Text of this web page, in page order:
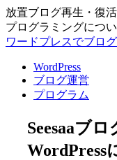
放置ブログ再生・復
プログラミングにつ
ワードプレスでブロ
WordPress
ブログ運営
プログラム
Seesaaブ
WordPress